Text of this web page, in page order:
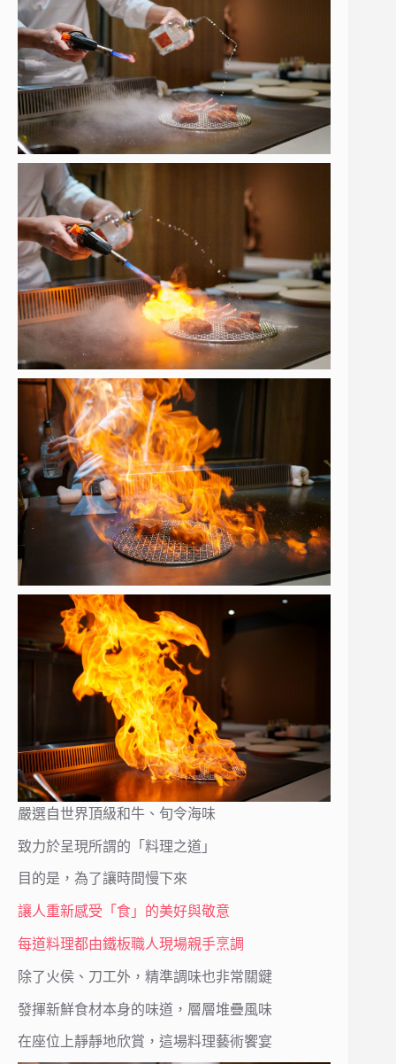
嚴選自世界頂級和牛、旬令海味
致力於呈現所謂的「料理之道」
目的是，為了讓時間慢下來
讓人重新感受「食」的美好與敬意
每道料理都由鐵板職人現場親手烹調
除了火侯、刀工外，精準調味也非常關鍵
發揮新鮮食材本身的味道，層層堆疊風味
在座位上靜靜地欣賞，這場料理藝術饗宴